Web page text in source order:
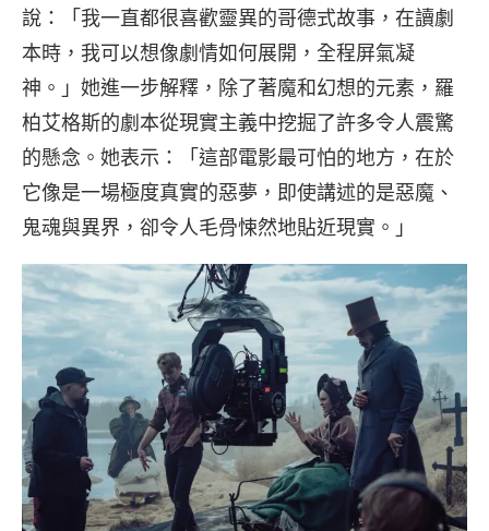
說：「我一直都很喜歡靈異的哥德式故事，在讀劇
本時，我可以想像劇情如何展開，全程屏氣凝
神。」她進一步解釋，除了著魔和幻想的元素，羅
柏艾格斯的劇本從現實主義中挖掘了許多令人震驚
的懸念。她表示：「這部電影最可怕的地方，在於
它像是一場極度真實的惡夢，即使講述的是惡魔、
鬼魂與異界，卻令人毛骨悚然地貼近現實。」